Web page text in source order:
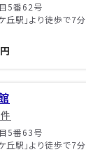
5番62号
駅」より徒歩で7分
5番63号
駅」より徒歩で7分